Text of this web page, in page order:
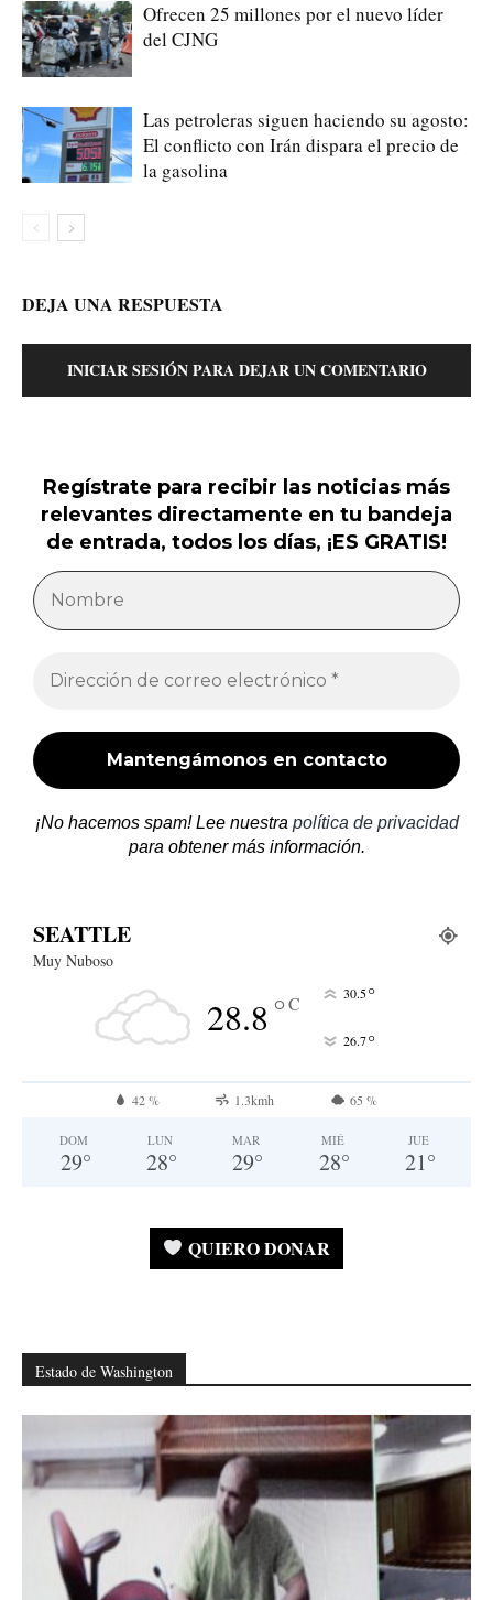
Ofrecen 25 millones por el nuevo líder
del CJNG
Las petroleras siguen haciendo su agosto:
El conflicto con Irán dispara el precio de
la gasolina
DEJA UNA RESPUESTA
INICIAR SESIÓN PARA DEJAR UN COMENTARIO
Regístrate para recibir las noticias más
relevantes directamente en tu bandeja
de entrada, todos los días, ¡ES GRATIS!
¡No hacemos spam! Lee nuestra política de privacidad
para obtener más información.
SEATTLE
Muy Nuboso
28.8°C 30.5°
26.7°
42 % 1.3kmh 65 %
DOM
29°
LUN
28°
MAR
29°
MIÉ
28°
JUE
21°
QUIERO DONAR
Estado de Washington